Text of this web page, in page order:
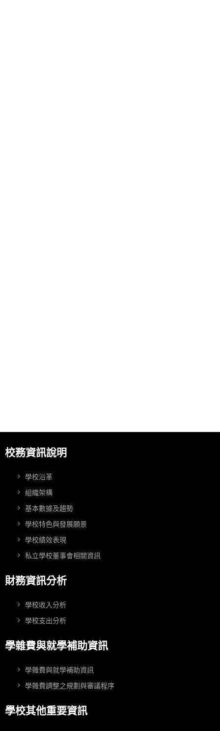
校務資訊說明
學校沿革
組織架構
基本數據及趨勢
學校特色與發展願景
學校績效表現
私立學校董事會相關資訊
財務資訊分析
學校收入分析
學校支出分析
學雜費與就學補助資訊
學雜費與就學補助資訊
學雜費調整之規劃與審議程序
學校其他重要資訊